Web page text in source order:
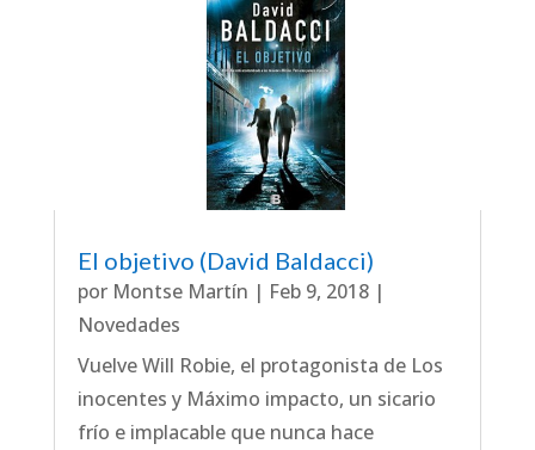
El objetivo (David Baldacci)
por Montse Martín | Feb 9, 2018|
Novedades
Vuelve Will Robie, el protagonista de Los
inocentes y Máximo impacto, un sicario
frío e implacable que nunca hace